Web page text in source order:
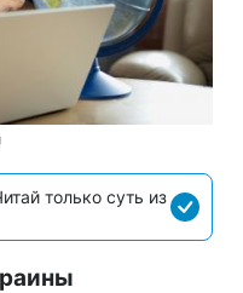
только суть из